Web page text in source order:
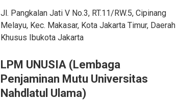
Jl. Pangkalan Jati V No.3, RT.11/RW.5, Cipinang
Melayu, Kec. Makasar, Kota Jakarta Timur, Daerah
Khusus Ibukota Jakarta
LPM UNUSIA (Lembaga
Penjaminan Mutu Universitas
Nahdlatul Ulama)